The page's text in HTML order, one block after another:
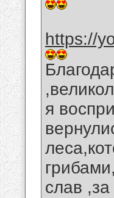
https://
я
слав